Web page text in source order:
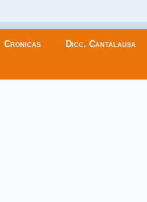
Cronicas Dicc. Cantalausa